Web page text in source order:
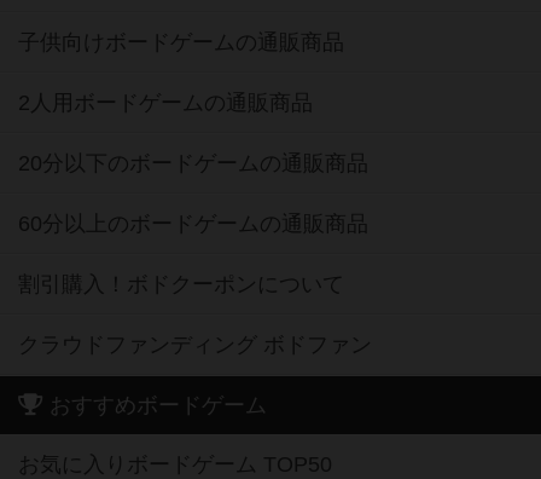
子供向けボードゲームの通販商品
2人用ボードゲームの通販商品
20分以下のボードゲームの通販商品
60分以上のボードゲームの通販商品
割引購入！ボドクーポンについて
クラウドファンディング ボドファン
おすすめボードゲーム
お気に入りボードゲーム TOP50